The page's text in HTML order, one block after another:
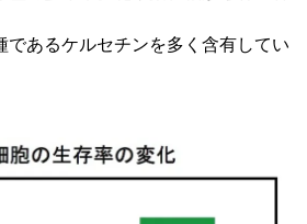
であるケルセチンを多く含有してい